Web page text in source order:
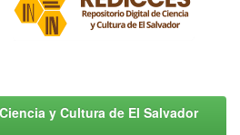
y Cultura de El Salvador